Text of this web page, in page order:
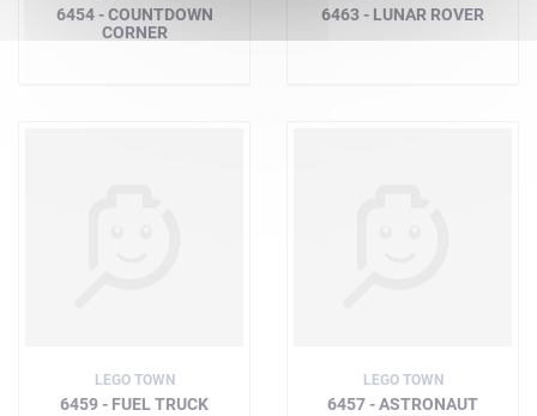
6454 - COUNTDOWN
CORNER
6463 - LUNAR ROVER
LEGO TOWN
6459 - FUEL TRUCK
LEGO TOWN
6457 - ASTRONAUT